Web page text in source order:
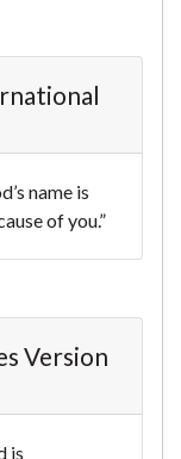
name is
of you.”
Version
is